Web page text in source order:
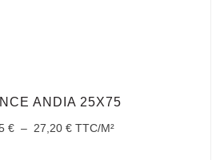
ANDIA 25X75
€ – 27,20 € TTC/M²